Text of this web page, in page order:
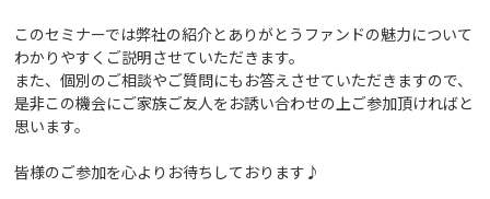
このセミナーでは弊社の紹介とありがとうファンドの魅力について
わかりやすくご説明させていただきます。
また、個別のご相談やご質問にもお答えさせていただきますので、
是非この機会にご家族ご友人をお誘い合わせの上ご参加頂ければと
思います。
皆様のご参加を心よりお待ちしております♪